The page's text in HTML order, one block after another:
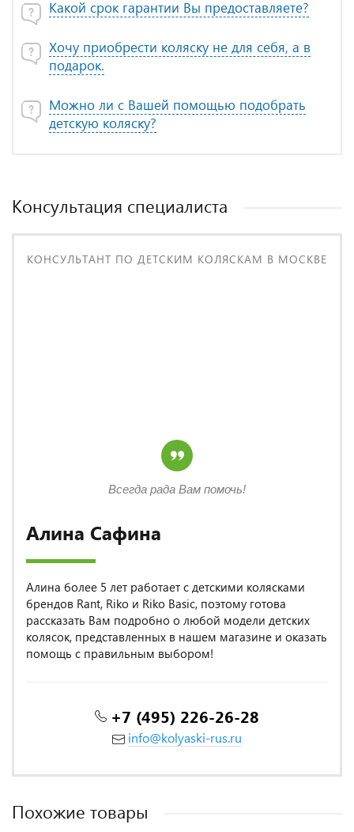
Какой срок гарантии Вы предоставляете?
Хочу приобрести коляску не для себя, а в
подарок.
Можно ли с Вашей помощью подобрать
детскую коляску?
Консультация специалиста
КОНСУЛЬТАНТ ПО ДЕТСКИМ КОЛЯСКАМ В МОСКВЕ
Алина Сафина
Алина более 5 лет работает с детскими колясками
брендов Rant, Riko и Riko Basic, поэтому готова
рассказать Вам подробно о любой модели детских
колясок, представленных в нашем магазине и оказать
помощь с правильным выбором!
+7 (495) 226-26-28
info@kolyaski-rus.ru
Всегда рада Вам помочь!
Похожие товары